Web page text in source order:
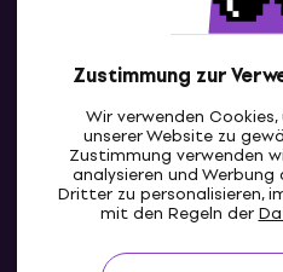
Zustimmung zur
Wir verwenden
unserer Website zu
Zustimmung verwenden
analysieren und
Dritter zu personalisieren,
mit den Regeln der